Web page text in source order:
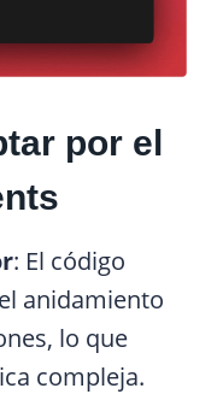
por el
: El código
anidamiento
lo que
compleja.